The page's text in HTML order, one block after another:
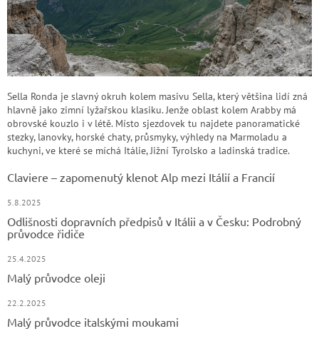
Sella Ronda je slavný okruh kolem masivu Sella, který většina lidí zná
hlavně jako zimní lyžařskou klasiku. Jenže oblast kolem Arabby má
obrovské kouzlo i v létě. Místo sjezdovek tu najdete panoramatické
stezky, lanovky, horské chaty, průsmyky, výhledy na Marmoladu a
kuchyni, ve které se míchá Itálie, Jižní Tyrolsko a ladinská tradice.
Claviere – zapomenutý klenot Alp mezi Itálií a Francií
5.8.2025
Odlišnosti dopravních předpisů v Itálii a v Česku: Podrobný
průvodce řidiče
25.4.2025
Malý průvodce oleji
22.2.2025
Malý průvodce italskými moukami